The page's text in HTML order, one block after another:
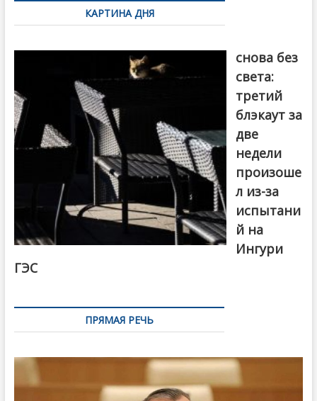
записямКАРТИНА ДНЯ
снова без
света:
третий
блэкаут за
две
недели
произоше
л из-за
испытани
й на
Ингури
ГЭС
ПРЯМАЯ РЕЧЬ